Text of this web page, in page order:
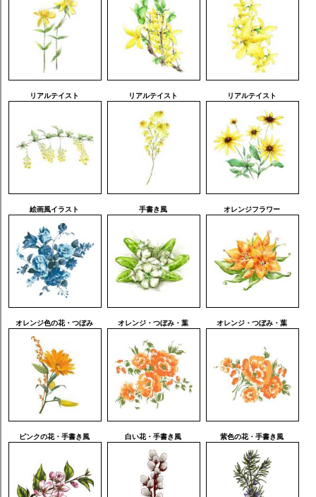
リアルテイスト リアルテイスト リアルテイスト
絵画風イラスト 手書き風 オレンジフラワー
オレンジ色の花・つぼみ オレンジ・つぼみ・葉 オレンジ・つぼみ・葉
ピンクの花・手書き風 白い花・手書き風 紫色の花・手書き風